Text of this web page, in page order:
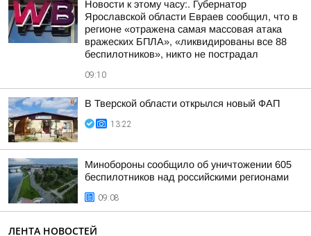
Новости к этому часу:. Губернатор
Ярославской области Евраев сообщил, что в
регионе «отражена самая массовая атака
вражеских БПЛА», «ликвидированы все 88
беспилотников», никто не пострадал
09:10
В Тверской области открылся новый ФАП
13:22
Минобороны сообщило об уничтожении 605
беспилотников над российскими регионами
09:08
ЛЕНТА НОВОСТЕЙ